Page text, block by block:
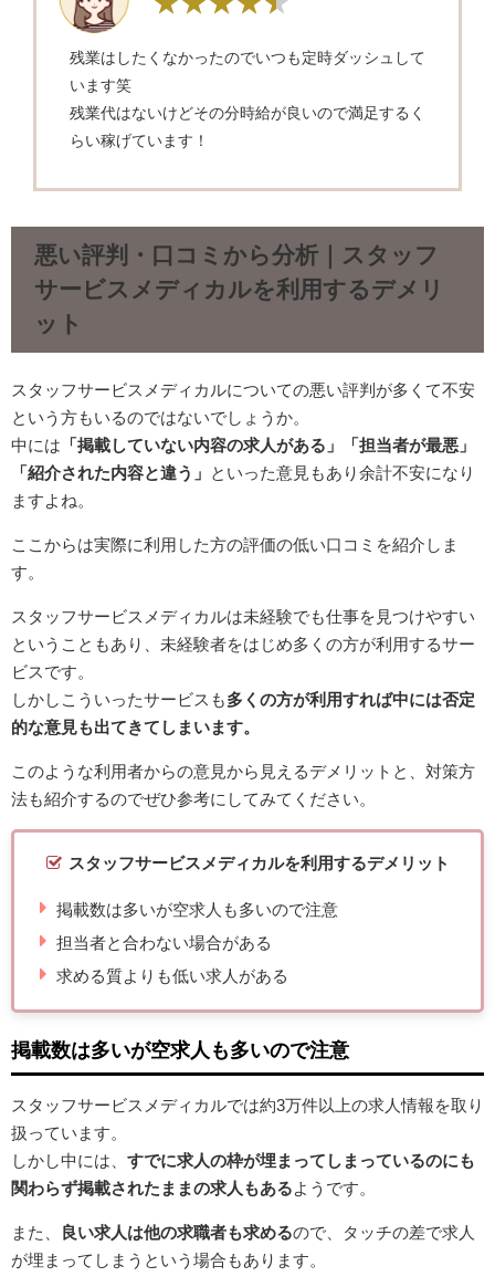
残業はしたくなかったのでいつも定時ダッシュして
います笑
残業代はないけどその分時給が良いので満足するく
らい稼げています！
悪い評判・口コミから分析｜スタッフ
サービスメディカルを利用するデメリ
ット
スタッフサービスメディカルについての悪い評判が多くて不安
という方もいるのではないでしょうか。
中には 「掲載していない内容の求人がある」「担当者が最悪」
「紹介された内容と違う」
といった意見もあり余計不安になり
ますよね。
ここからは実際に利用した方の評価の低い口コミを紹介しま
す。
スタッフサービスメディカルは未経験でも仕事を見つけやすい
ということもあり、未経験者をはじめ多くの方が利用するサー
ビスです。
しかしこういったサービスも 多くの方が利用すれば中には否定
的な意見も出てきてしまいます。
このような利用者からの意見から見えるデメリットと、対策方
法も紹介するのでぜひ参考にしてみてください。
スタッフサービスメディカルを利用するデメリット
掲載数は多いが空求人も多いので注意
担当者と合わない場合がある
求める質よりも低い求人がある
掲載数は多いが空求人も多いので注意
スタッフサービスメディカルでは約3万件以上の求人情報を取り
扱っています。
しかし中には、 すでに求人の枠が埋まってしまっているのにも
関わらず掲載されたままの求人もある ようです。
また、 良い求人は他の求職者も求めるので、タッチの差で求人
が埋まってしまうという場合もあります。